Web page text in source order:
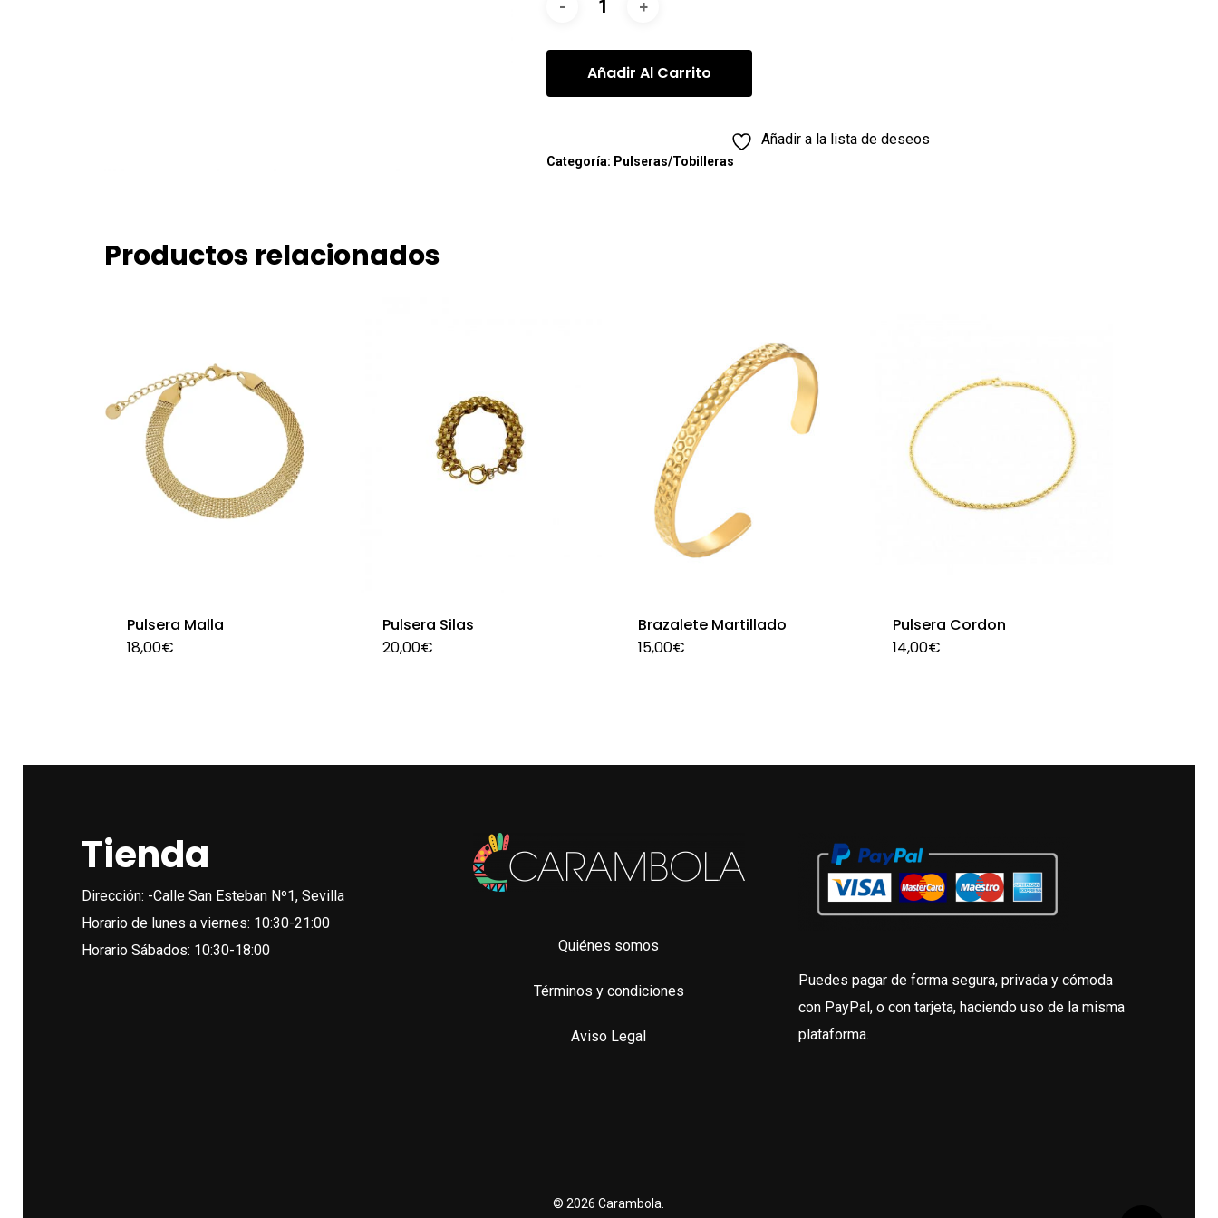
Añadir Al Carrito
Añadir a la lista de deseos
Categoría: Pulseras/Tobilleras
Productos relacionados
Pulsera Malla
18,00€
Pulsera Silas
20,00€
Brazalete Martillado
15,00€
Pulsera Cordon
14,00€
Tienda
Dirección: -Calle San Esteban Nº1, Sevilla
Horario de lunes a viernes: 10:30-21:00
Horario Sábados: 10:30-18:00
Quiénes somos
Términos y condiciones
Aviso Legal
Puedes pagar de forma segura, privada y cómoda
con PayPal, o con tarjeta, haciendo uso de la misma
plataforma.
© 2026 Carambola.